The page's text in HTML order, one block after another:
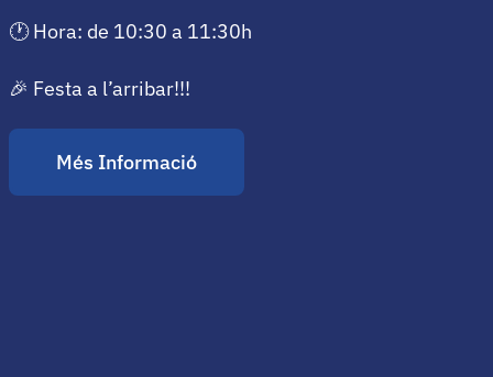
🕐 Hora: de 10:30 a 11:30h
🎉 Festa a l’arribar!!!
Més Informació